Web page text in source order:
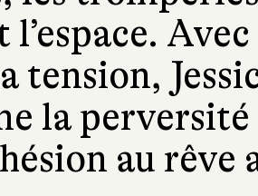
l’espace.
tension,
la
au rêve